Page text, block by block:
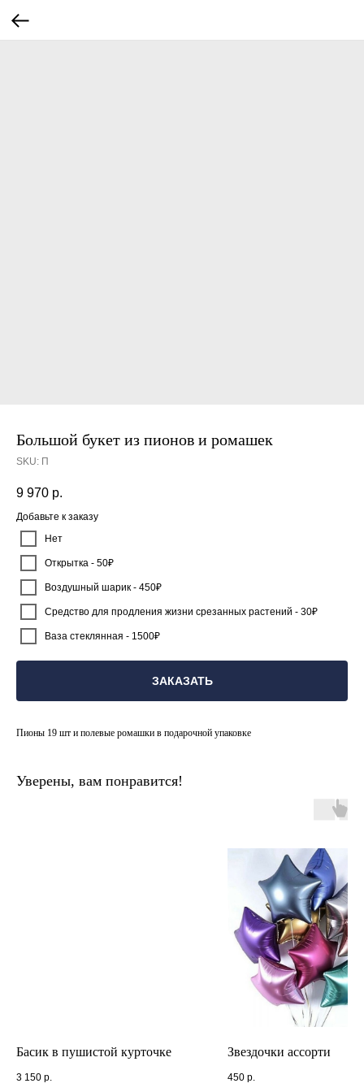
Большой букет из пионов и ромашек
SKU: П
9 970 р.
Добавьте к заказу
Нет
Открытка - 50₽
Воздушный шарик - 450₽
Средство для продления жизни срезанных растений - 30₽
Ваза стеклянная - 1500₽
ЗАКАЗАТЬ
Пионы 19 шт и полевые ромашки в подарочной упаковке
Уверены, вам понравится!
Басик в пушистой курточке
3 150 р.
Звездочки ассорти
450 р.